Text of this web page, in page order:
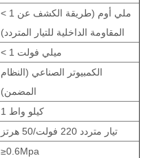
< 1 ملي أوم (طريقة الكشف عن
المقاومة الداخلية للتيار المتردد)
< 1 ميلي فولت
الكمبيوتر الصناعي (النظام
المضمن)
1 كيلو واط
تيار متردد 220 فولت/50 هرتز
≥0.6Mpa